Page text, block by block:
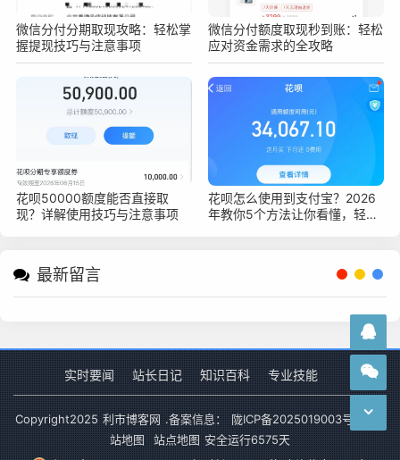
微信分付分期取现攻略：轻松掌
握提现技巧与注意事项
微信分付额度取现秒到账：轻松
应对资金需求的全攻略
花呗50000额度能否直接取
现？详解使用技巧与注意事项
花呗怎么使用到支付宝？2026
年教你5个方法让你看懂，轻松
最新留言
实时要闻 站长日记 知识百科 专业技能
Copyright2025 利市博客网 .备案信息： 陇ICP备2025019003号-1
站地图
站点地图 安全运行6575天